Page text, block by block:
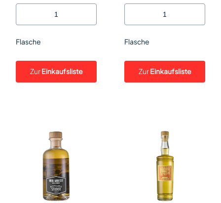
Flasche
ZurEinkaufsliste
Flasche
ZurEinkaufsliste